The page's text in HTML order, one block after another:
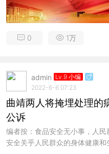
0 1万
admin Lv.9 小编
2022-6-6 07:23
曲靖两人将掩埋处理的
公诉
编者按：食品安全无小事，人民
安全关乎人民群众的身体健康和